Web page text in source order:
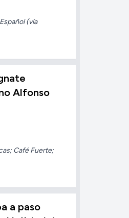
(vía
Alfonso
Café Fuerte;
a paso